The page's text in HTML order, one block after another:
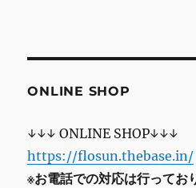
ONLINE SHOP
↓↓↓ ONLINE SHOP↓↓↓
https://flosun.thebase.in/
※お電話での対応は行ってお